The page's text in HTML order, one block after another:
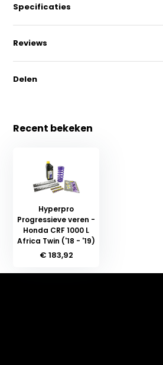
Specificaties
Reviews
Delen
Recent bekeken
Hyperpro
Progressieve veren -
Honda CRF 1000 L
Africa Twin ('18 - '19)
€ 183,92